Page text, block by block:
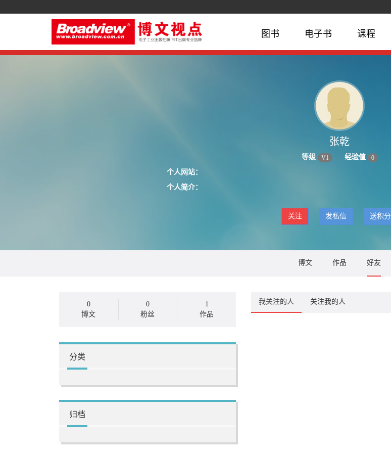
图书 电子书 课程
张乾
等级 V1 经验值 0
个人网站：
个人简介：
关注 发私信 送积分
博文 作品 好友
0
博文
0
粉丝
1
作品
分类
归档
我关注的人 关注我的人